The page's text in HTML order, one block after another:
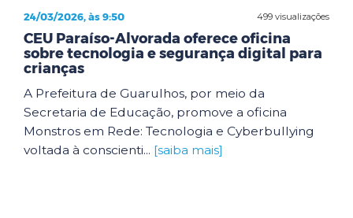
499 visualizações
24/03/2026, às 9:50
CEU Paraíso-Alvorada oferece oficina
sobre tecnologia e segurança digital para
crianças
A Prefeitura de Guarulhos, por meio da
Secretaria de Educação, promove a oficina
Monstros em Rede: Tecnologia e Cyberbullying
voltada à conscienti... [saiba mais]